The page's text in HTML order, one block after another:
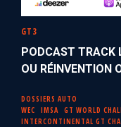
GT3
PODCAST TRACK
OU RÉINVENTION
DOSSIERS AUTO
WEC
IMSA GT WORLD
INTERCONTINENTAL GT